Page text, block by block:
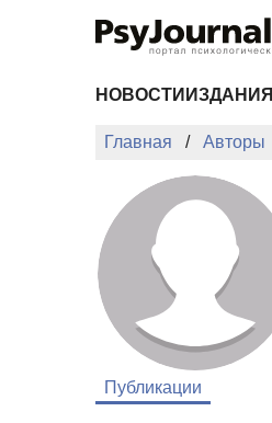
НОВОСТИ ИЗДАНИЯ
Главная Авторы
Публикации